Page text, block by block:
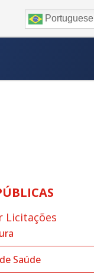
Portuguese
Licitações
Saúde